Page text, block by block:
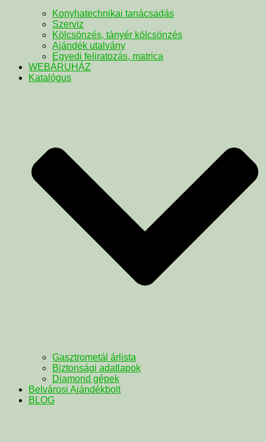
Konyhatechnikai tanácsadás
Szerviz
Kölcsönzés, tányér kölcsönzés
Ajándék utalvány
Egyedi feliratozás, matrica
WEBÁRUHÁZ
Katalógus
Gasztrometál árlista
Biztonsági adatlapok
Diamond gépek
Belvárosi Ajándékbolt
BLOG